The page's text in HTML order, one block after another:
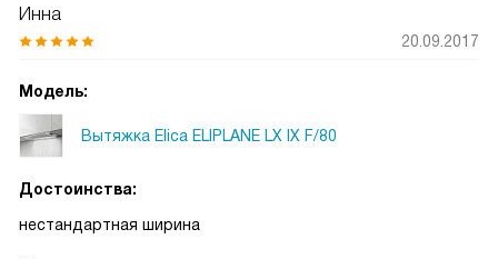
Инна
20.09.2017
Модель:
Вытяжка Elica ELIPLANE LX IX F/80
Достоинства:
нестандартная ширина